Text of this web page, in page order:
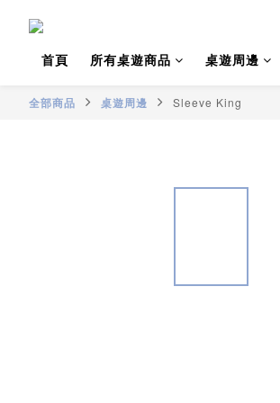
首頁
所有桌遊商品 桌遊周邊
全部商品 桌遊周邊 Sleeve King